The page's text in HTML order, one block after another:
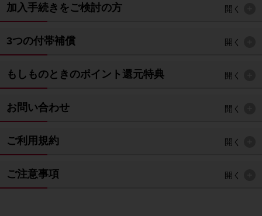
加入手続きをご検討の方 開く
3つの付帯補償 開く
もしものときのポイント還元特典 開く
お問い合わせ 開く
ご利用規約 開く
ご注意事項 開く